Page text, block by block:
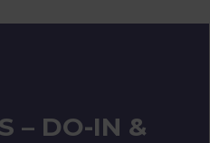
– DO-IN &